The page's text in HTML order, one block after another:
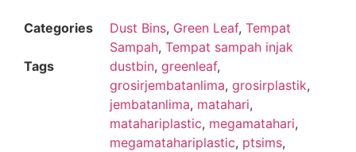
Categories Dust Bins, Green Leaf, Tempat
Sampah, Tempat sampah injak
Tags
dustbin, greenleaf,
grosirjembatanlima, grosirplastik,
jembatanlima, matahari,
matahariplastic, megamatahari,
megamatahariplastic, ptsims,